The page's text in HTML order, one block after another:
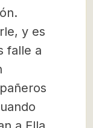
y es
falle a